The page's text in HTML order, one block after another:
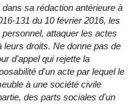
sa rédaction antérieure à
131 du 10 février 2016, les
attaquer les actes
leurs droits. Ne donne pas de
d'appel qui rejette la
d'un acte par lequel le
à une société civile
des parts sociales d'un